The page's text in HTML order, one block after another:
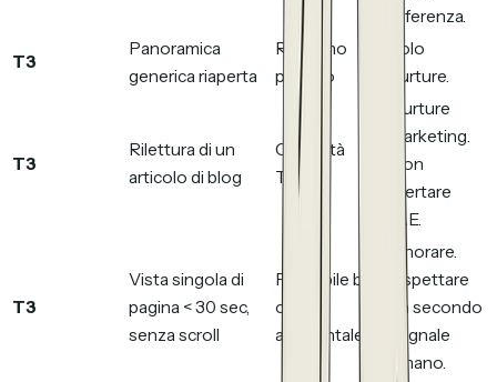
referenza.
T3
Panoramica
generica riaperta
Richiamo
passivo
Solo
nurture.
T3
Rilettura di un
articolo di blog
Curiosità
TOFU
Nurture
marketing.
Non
allertare
l'AE.
T3
Vista singola di
pagina < 30 sec,
senza scroll
Probabile bot
o vista
accidentale
Ignorare.
Aspettare
un secondo
segnale
umano.